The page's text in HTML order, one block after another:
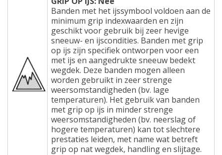
Banden met het ijssymbool voldoen aan de
minimum grip indexwaarden en zijn
geschikt voor gebruik bij zeer hevige
sneeuw- en ijscondities. Banden met grip
op ijs zijn specifiek ontworpen voor een
met ijs en aangedrukte sneeuw bedekt
wegdek. Deze banden mogen alleen
worden gebruikt in zeer strenge
weersomstandigheden (bv. lage
temperaturen). Het gebruik van banden
met grip op ijs in minder strenge
weersomstandigheden (bv. neerslag of
hogere temperaturen) kan tot slechtere
prestaties leiden, met name wat betreft
grip op nat wegdek, handling en slijtage.